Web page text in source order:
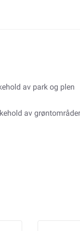
av park og plen
av